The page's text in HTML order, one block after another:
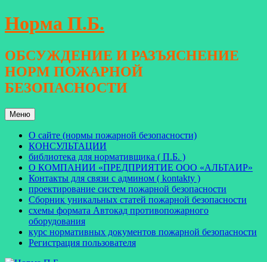
Перейти
к
Норма П.Б.
ОБСУЖДЕНИЕ И РАЗЪЯСНЕНИЕ
НОРМ ПОЖАРНОЙ
БЕЗОПАСНОСТИ
Меню
О сайте (нормы пожарной безопасности)
КОНСУЛЬТАЦИИ
библиотека для нормативщика ( П.Б. )
О КОМПАНИИ «ПРЕДПРИЯТИЕ ООО «АЛЬТАИР»
Контакты для связи с админом ( kontakty )
проектирование систем пожарной безопасности
Сборник уникальных статей пожарной безопасности
схемы формата Автокад противопожарного
оборудования
курс нормативных документов пожарной безопасности
Регистрация пользователя